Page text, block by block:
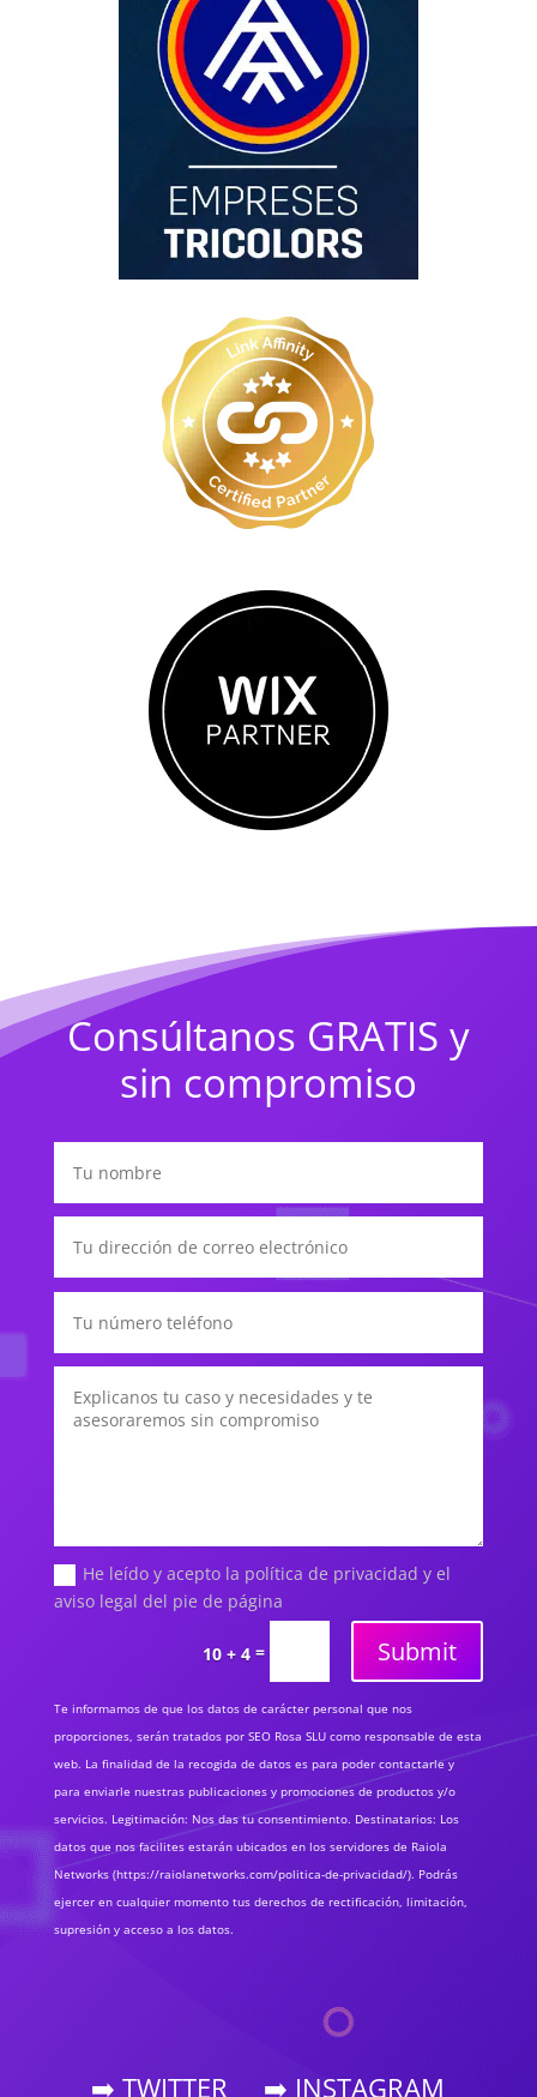
Consúltanos GRATIS y
sin compromiso
He leído y acepto la política de privacidad y el
aviso legal del pie de página
10 + 4 = Submit
Te informamos de que los datos de carácter personal que nos
proporciones, serán tratados por SEO Rosa SLU como responsable de esta
web. La finalidad de la recogida de datos es para poder contactarle y
para enviarle nuestras publicaciones y promociones de productos y/o
servicios. Legitimación: Nos das tu consentimiento. Destinatarios: Los
datos que nos facilites estarán ubicados en los servidores de Raiola
Networks (https://raiolanetworks.com/politica-de-privacidad/). Podrás
ejercer en cualquier momento tus derechos de rectificación, limitación,
supresión y acceso a los datos.
➡️ TWITTER ➡️ INSTAGRAM